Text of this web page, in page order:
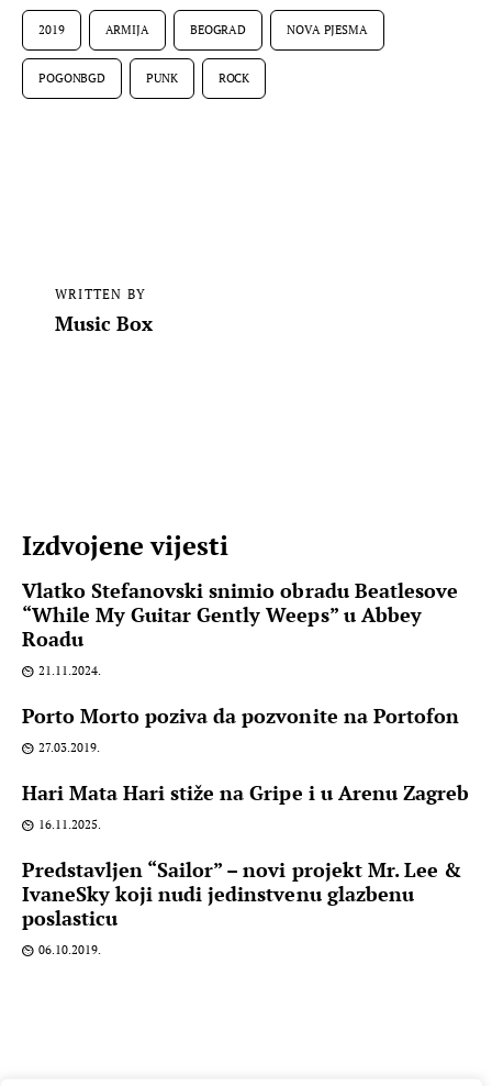
2019 ARMIJA BEOGRAD NOVA PJESMA
POGONBGD PUNK ROCK
WRITTEN BY
Music Box
Izdvojene vijesti
Vlatko Stefanovski snimio obradu Beatlesove
“While My Guitar Gently Weeps” u Abbey
Roadu
21.11.2024.
Porto Morto poziva da pozvonite na Portofon
27.03.2019.
Hari Mata Hari stiže na Gripe i u Arenu Zagreb
16.11.2025.
Predstavljen “Sailor” – novi projekt Mr. Lee &
IvaneSky koji nudi jedinstvenu glazbenu
poslasticu
06.10.2019.